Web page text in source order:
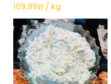
109,99zł / kg